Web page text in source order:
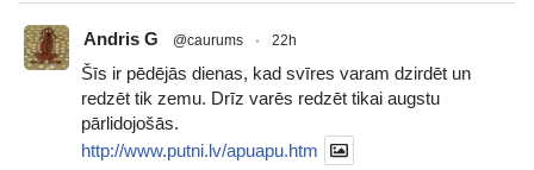
Andris G @caurums · 22h
Šīs ir pēdējās dienas, kad svīres varam dzirdēt un
redzēt tik zemu. Drīz varēs redzēt tikai augstu
pārlidojošās.
http://www.putni.lv/apuapu.htm